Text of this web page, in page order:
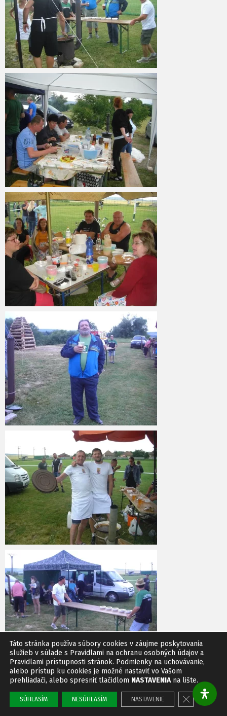
Táto stránka používa súbory cookies v záujme poskytovania
služieb v súlade s Pravidlami na ochranu osobných údajov a
Pravidlami prístupnosti stránok. Podmienky na uchovávanie,
alebo prístup ku cookies je možné nastaviť vo Vašom
prehliadači, alebo spresniť tlačidlom NASTAVENIAna lište.
SÚHLASÍM NESÚHLASÍM NASTAVENIE Close